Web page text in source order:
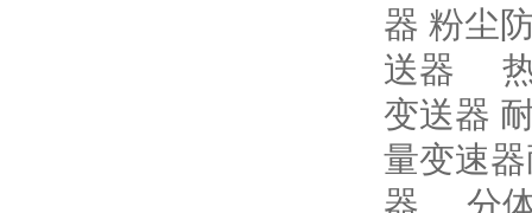
器 粉尘
送器
变送器
量变速
器
分